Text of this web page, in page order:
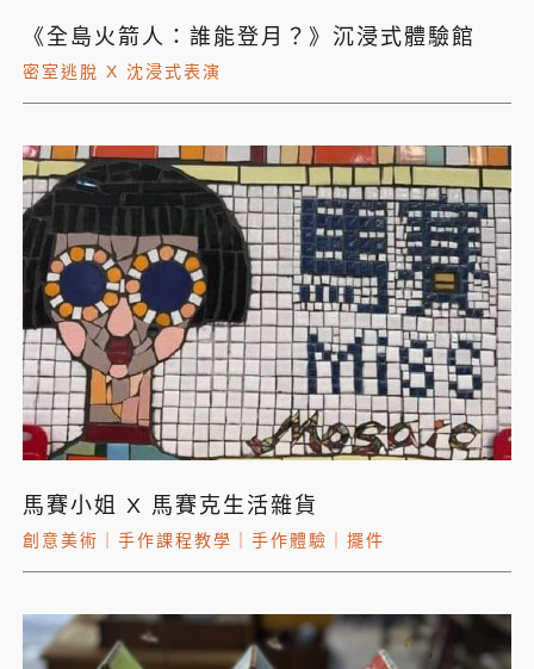
《全島火箭人：誰能登月？》沉浸式體驗館
密室逃脫 X 沈浸式表演
馬賽小姐 X 馬賽克生活雜貨
創意美術 手作課程教學 手作體驗 擺件